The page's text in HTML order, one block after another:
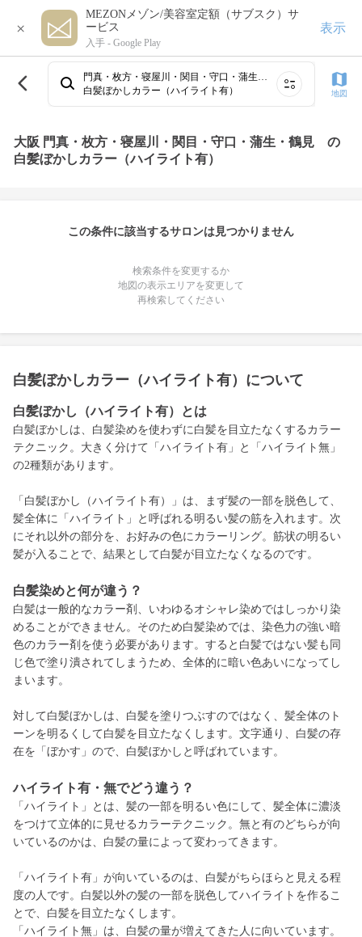
×
MEZONメゾン/美容室定額（サブスク）サ
ービス
入手 - Google Play
表示
白髪ぼかしカラー（ハイライト有）
地図
大阪 門真・枚方・寝屋川・関目・守口・蒲生・鶴見 の
白髪ぼかしカラー（ハイライト有）
この条件に該当するサロンは見つかりません
検索条件を変更するか
地図の表示エリアを変更して
再検索してください
白髪ぼかしカラー（ハイライト有）について
白髪ぼかし（ハイライト有）とは
白髪ぼかしは、白髪染めを使わずに白髪を目立たなくするカラー
テクニック。大きく分けて「ハイライト有」と「ハイライト無」
の2種類があります。
「白髪ぼかし（ハイライト有）」は、まず髪の一部を脱色して、
髪全体に「ハイライト」と呼ばれる明るい髪の筋を入れます。次
にそれ以外の部分を、お好みの色にカラーリング。筋状の明るい
髪が入ることで、結果として白髪が目立たなくなるのです。
白髪染めと何が違う？
白髪は一般的なカラー剤、いわゆるオシャレ染めではしっかり染
めることができません。そのため白髪染めでは、染色力の強い暗
色のカラー剤を使う必要があります。すると白髪ではない髪も同
じ色で塗り潰されてしまうため、全体的に暗い色あいになってし
まいます。
対して白髪ぼかしは、白髪を塗りつぶすのではなく、髪全体のト
ーンを明るくして白髪を目立たなくします。文字通り、白髪の存
在を「ぼかす」ので、白髪ぼかしと呼ばれています。
ハイライト有・無でどう違う？
「ハイライト」とは、髪の一部を明るい色にして、髪全体に濃淡
をつけて立体的に見せるカラーテクニック。無と有のどちらが向
いているのかは、白髪の量によって変わってきます。
「ハイライト有」が向いているのは、白髪がちらほらと見える程
度の人です。白髪以外の髪の一部を脱色してハイライトを作るこ
とで、白髪を目立たなくします。
「ハイライト無」は、白髪の量が増えてきた人に向いています。